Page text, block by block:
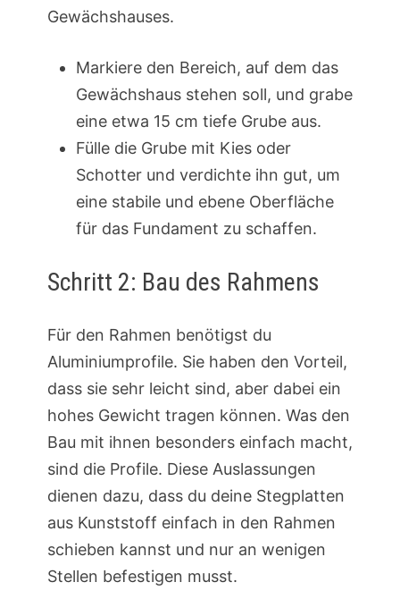
Gewächshauses.
Markiere den Bereich, auf dem das
Gewächshaus stehen soll, und grabe
eine etwa 15 cm tiefe Grube aus.
Fülle die Grube mit Kies oder
Schotter und verdichte ihn gut, um
eine stabile und ebene Oberfläche
für das Fundament zu schaffen.
Schritt 2: Bau des Rahmens
Für den Rahmen benötigst du
Aluminiumprofile. Sie haben den Vorteil,
dass sie sehr leicht sind, aber dabei ein
hohes Gewicht tragen können. Was den
Bau mit ihnen besonders einfach macht,
sind die Profile. Diese Auslassungen
dienen dazu, dass du deine Stegplatten
aus Kunststoff einfach in den Rahmen
schieben kannst und nur an wenigen
Stellen befestigen musst.